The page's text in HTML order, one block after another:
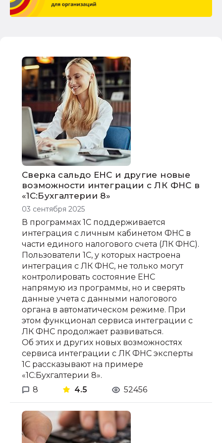
Сверка сальдо ЕНС и другие новые
возможности интеграции с ЛК ФНС в
«1С:Бухгалтерии 8»
03 сентября 2025
В программах 1С поддерживается
интеграция с личным кабинетом ФНС в
части единого налогового счета (ЛК ФНС).
Пользователи 1С, у которых настроена
интеграция с ЛК ФНС, не только могут
контролировать состояние ЕНС
напрямую из программы, но и сверять
данные учета с данными налогового
органа в автоматическом режиме. При
этом функционал сервиса интеграции с
ЛК ФНС продолжает развиваться.
Об этих и других новых возможностях
сервиса интеграции с ЛК ФНС эксперты
1С рассказывают на примере
«1С:Бухгалтерии 8».
8
4.5 52456